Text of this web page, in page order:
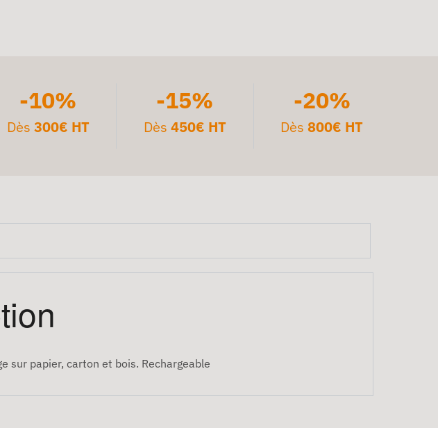
-10%
Dès 300€ HT
-15%
Dès 450€ HT
-20%
Dès800€ HT
sur papier, carton et bois. Rechargeable